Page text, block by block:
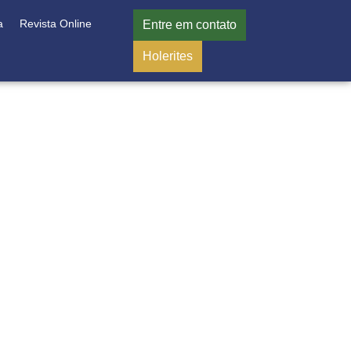
Revista Online Entre em contato
Holerites